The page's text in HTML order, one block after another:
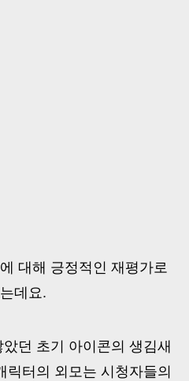
대해 긍정적인 재평가로
데요.
던 초기 아이콘의 생김새
릭터의 외모는 시청자들의